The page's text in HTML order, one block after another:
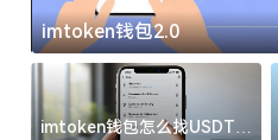
imtoken钱包2.0
imtoken钱包怎么找USDT地